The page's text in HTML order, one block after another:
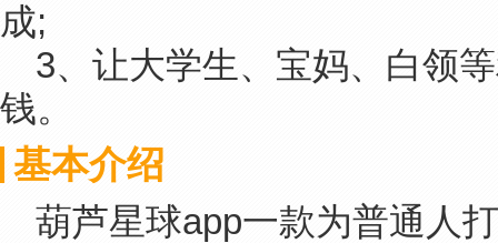
成;
3、让大学生、宝妈、白领
钱。
基本介绍
葫芦星球app一款为普通人